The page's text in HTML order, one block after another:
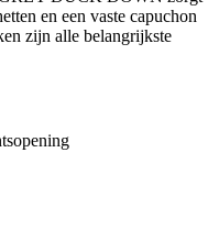
en een vaste capuchon
zijn alle belangrijkste